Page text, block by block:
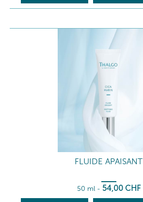
FLUIDE APAISANT
50 ml - 54,00 CHF